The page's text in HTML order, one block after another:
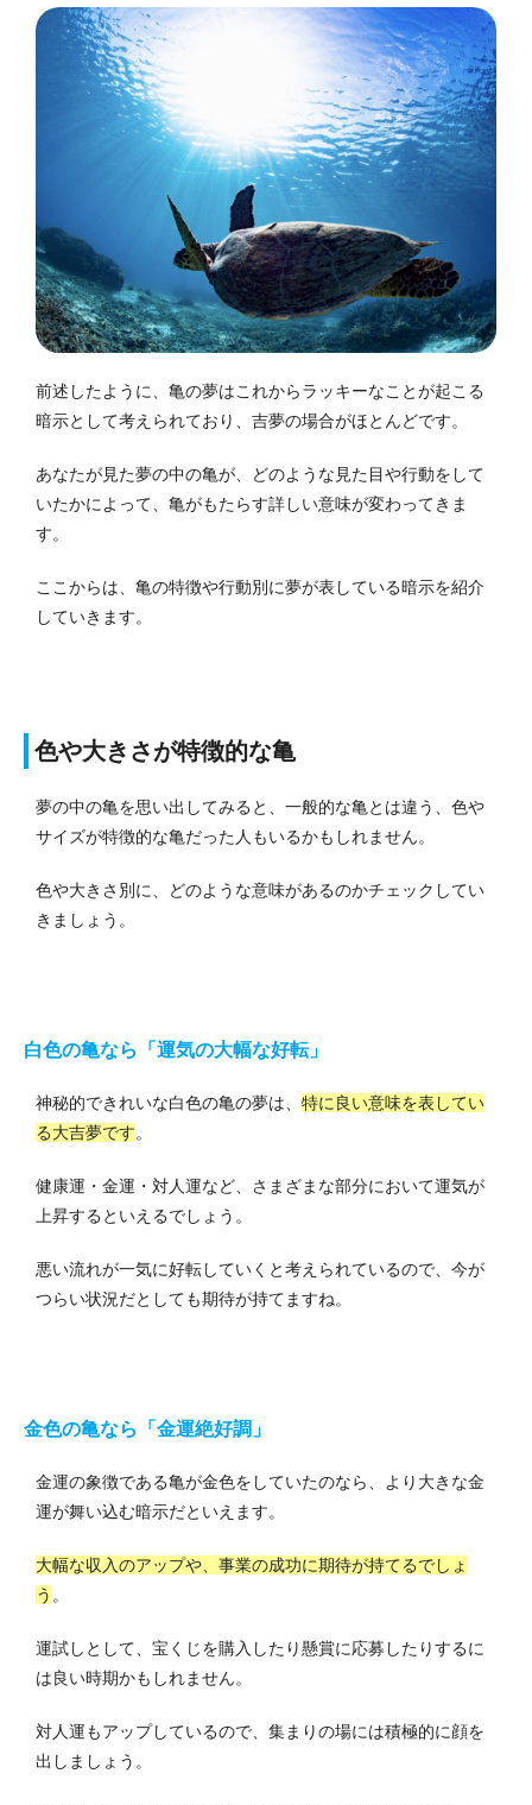
前述したように、亀の夢はこれからラッキーなことが起こる
暗示として考えられており、吉夢の場合がほとんどです。
あなたが見た夢の中の亀が、どのような見た目や行動をして
いたかによって、亀がもたらす詳しい意味が変わってきま
す。
ここからは、亀の特徴や行動別に夢が表している暗示を紹介
していきます。
色や大きさが特徴的な亀
夢の中の亀を思い出してみると、一般的な亀とは違う、色や
サイズが特徴的な亀だった人もいるかもしれません。
色や大きさ別に、どのような意味があるのかチェックしてい
きましょう。
白色の亀なら「運気の大幅な好転」
神秘的できれいな白色の亀の夢は、 特に良い意味を表してい
る大吉夢です。
健康運・金運・対人運など、さまざまな部分において運気が
上昇するといえるでしょう。
悪い流れが一気に好転していくと考えられているので、今が
つらい状況だとしても期待が持てますね。
金色の亀なら「金運絶好調」
金運の象徴である亀が金色をしていたのなら、より大きな金
運が舞い込む暗示だといえます。
大幅な収入のアップや、事業の成功に期待が持てるでしょ
う 。
運試しとして、宝くじを購入したり懸賞に応募したりするに
は良い時期かもしれません。
対人運もアップしているので、集まりの場には積極的に顔を
出しましょう。